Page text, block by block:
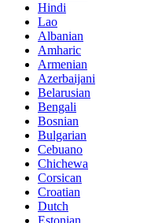
Hindi
Lao
Albanian
Amharic
Armenian
Azerbaijani
Belarusian
Bengali
Bosnian
Bulgarian
Cebuano
Chichewa
Corsican
Croatian
Dutch
Estonian